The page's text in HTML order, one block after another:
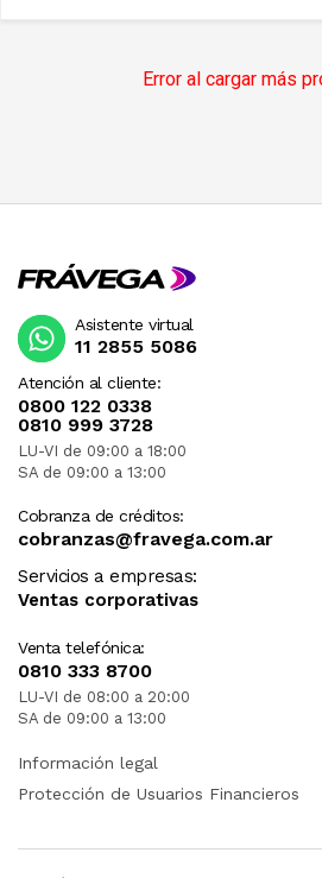
Error al cargar más
Atención al cliente:
0800 122 0338
0810 999 3728
LU-VI de 09:00 a 18:00
SA de 09:00 a 13:00
Cobranza de créditos:
cobranzas@fravega.com.ar
Servicios a empresas:
Ventas corporativas
Venta telefónica:
0810 333 8700
LU-VI de 08:00 a 20:00
SA de 09:00 a 13:00
Asistente virtual
11 2855 5086
Información legal
Protección de Usuarios Financieros